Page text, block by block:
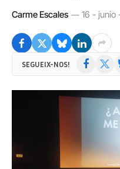
Carme Escales 16 - junio
SEGUEIX-NOS! Facebook